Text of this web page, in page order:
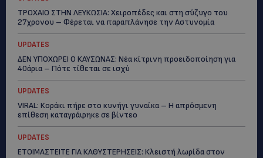
ΤΡΟΧΑΙΟ ΣΤΗΝ ΛΕΥΚΩΣΙΑ: Χειροπέδες και στη σύζυγο του
27χρονου – Φέρεται να παραπλάνησε την Αστυνομία
UPDATES
ΔΕΝ ΥΠΟΧΩΡΕΙ Ο ΚΑΥΣΩΝΑΣ: Νέα κίτρινη προειδοποίηση για
40άρια – Πότε τίθεται σε ισχύ
UPDATES
VIRAL: Κοράκι πήρε στο κυνήγι γυναίκα – Η απρόσμενη
επίθεση καταγράφηκε σε βίντεο
UPDATES
ΕΤΟΙΜΑΣΤΕΙΤΕ ΓΙΑ ΚΑΘΥΣΤΕΡΗΣΕΙΣ: Κλειστή λωρίδα στον